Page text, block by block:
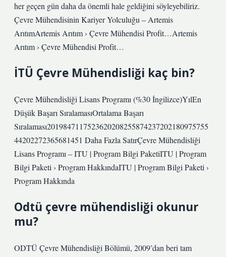
her geçen gün daha da önemli hale geldiğini söyleyebiliriz.
Çevre Mühendisinin Kariyer Yolculuğu – Artemis
ArıtımArtemis Arıtım › Çevre Mühendisi Profit…Artemis
Arıtım › Çevre Mühendisi Profit…
İTÜ Çevre Mühendisliği kaç bin?
Çevre Mühendisliği Lisans Programı (%30 İngilizce)YılEn
Düşük Başarı SıralamasıOrtalama Başarı
Sıralaması2019847117523620208255874237202180975755
44202272365681451 Daha Fazla SatırÇevre Mühendisliği
Lisans Programı – ITU | Program Bilgi PaketiITU | Program
Bilgi Paketi › Program HakkındaITU | Program Bilgi Paketi ›
Program Hakkında
Odtü çevre mühendisliği okunur
mu?
ODTÜ Çevre Mühendisliği Bölümü, 2009’dan beri tam